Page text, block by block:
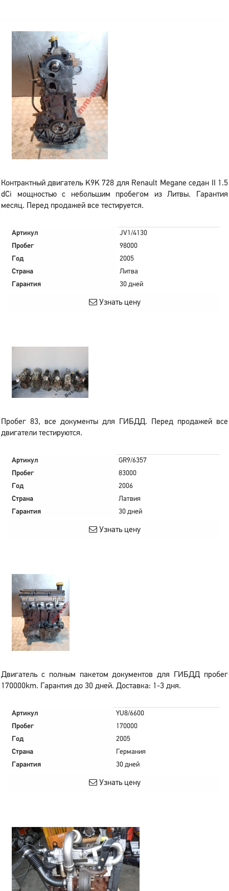
Контрактный двигатель K9K 728 для Renault Megane седан II 1.5
dCi мощностью с небольшим пробегом из Литвы. Гарантия
месяц. Перед продажей все тестируется.
Артикул
JV1/4130
Пробег
98000
Год
2005
Страна
Литва
Гарантия
30 дней
Узнать цену
Пробег 83, все документы для ГИБДД. Перед продажей все
двигатели тестируются.
Артикул
GR9/6357
Пробег
83000
Год
2006
Страна
Латвия
Гарантия
30 дней
Узнать цену
Двигатель с полным пакетом документов для ГИБДД пробег
170000km. Гарантия до 30 дней. Доставка: 1-3 дня.
Артикул
YU8/6600
Пробег
170000
Год
2005
Страна
Германия
Гарантия
30 дней
Узнать цену